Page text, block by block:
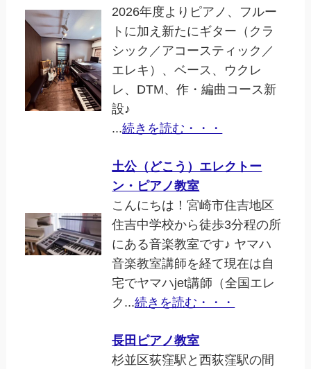
2026年度よりピアノ、フルー
トに加え新たにギター（クラ
シック／アコースティック／
エレキ）、ベース、ウクレ
レ、DTM、作・編曲コース新
設♪
...続きを読む・・・
土公（どこう）エレクトー
ン・ピアノ教室
こんにちは！宮崎市住吉地区
住吉中学校から徒歩3分程の所
にある音楽教室です♪ ヤマハ
音楽教室講師を経て現在は自
宅でヤマハjet講師（全国エレ
ク...続きを読む・・・
長田ピアノ教室
杉並区荻窪駅と西荻窪駅の間